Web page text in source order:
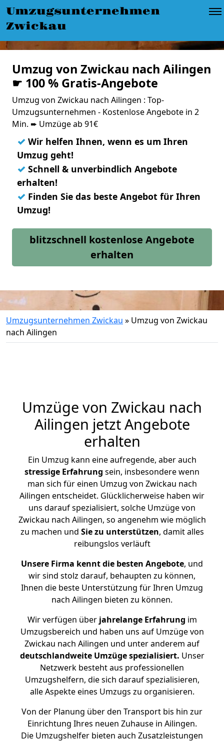
Umzugsunternehmen
Zwickau
Umzug von Zwickau nach Ailingen
☛ 100 % Gratis-Angebote
Umzug von Zwickau nach Ailingen : Top-
Umzugsunternehmen - Kostenlose Angebote in 2
Min. ➨ Umzüge ab 91€
✓ Wir helfen Ihnen, wenn es um Ihren
Umzug geht!
✓ Schnell & unverbindlich Angebote
erhalten!
✓ Finden Sie das beste Angebot für Ihren
Umzug!
blitzschnell kostenlose Angebote
erhalten
Umzugsunternehmen Zwickau » Umzug von Zwickau
nach Ailingen
Umzüge von Zwickau nach
Ailingen jetzt Angebote
erhalten
Ein Umzug kann eine aufregende, aber auch
stressige Erfahrung sein, insbesondere wenn
man sich für einen Umzug von Zwickau nach
Ailingen entscheidet. Glücklicherweise haben wir
uns darauf spezialisiert, solche Umzüge von
Zwickau nach Ailingen, so angenehm wie möglich
zu machen und Sie zu unterstützen, damit alles
reibungslos verläuft
Unsere Firma kennt die besten Angebote, und
wir sind stolz darauf, behaupten zu können,
Ihnen die beste Unterstützung für Ihren Umzug
nach Ailingen bieten zu können.
Wir verfügen überjahrelange Erfahrung im
Umzugsbereich und haben uns auf Umzüge von
Zwickau nach Ailingen und unter anderem auf
deutschlandweite Umzüge spezialisiert. Unser
Netzwerk besteht aus professionellen
Umzugshelfern, die sich darauf spezialisieren,
alle Aspekte eines Umzugs zu organisieren.
Von der Planung über den Transport bis hin zur
Einrichtung Ihres neuen Zuhause in Ailingen.
Die Umzugshelfer bieten auch Zusatzleistungen